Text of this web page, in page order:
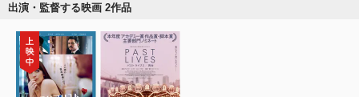
出演・監督する映画 2作品